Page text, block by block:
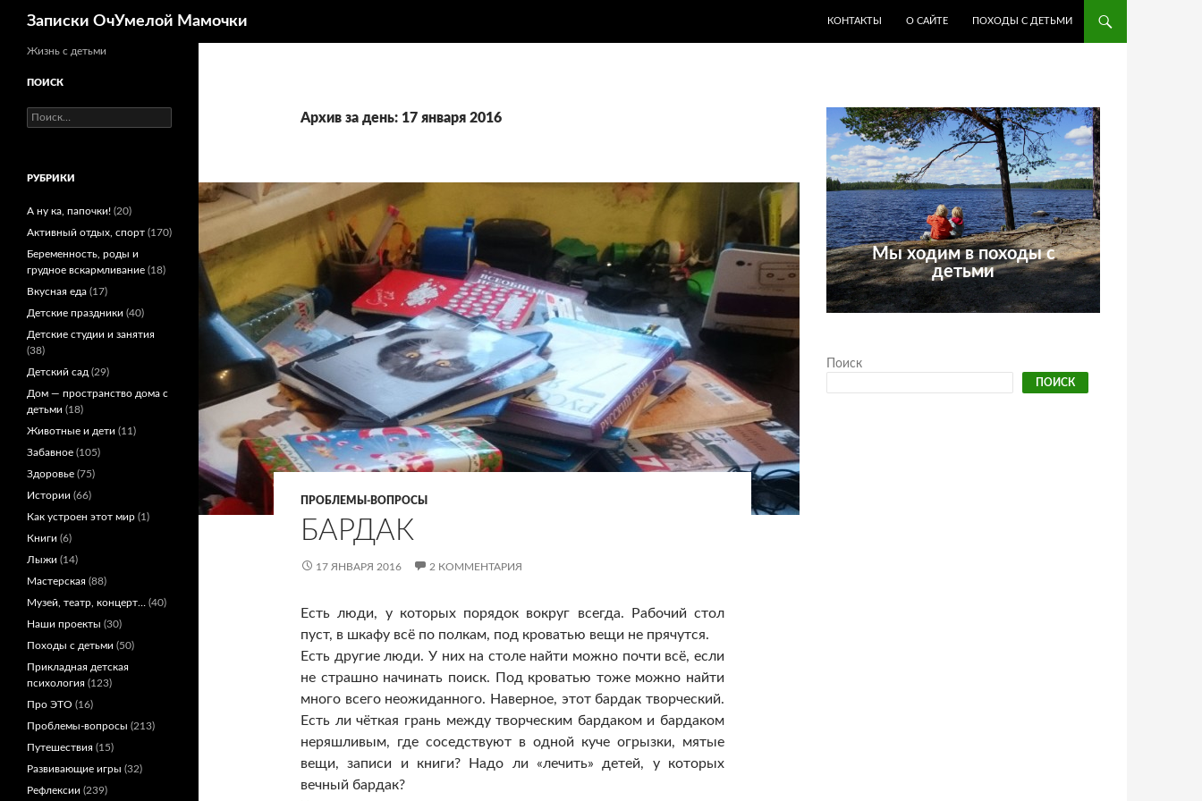
Перейти
Записки ОчУмелой Мамочки КОНТАКТЫ О САЙТЕ ПОХОДЫ С ДЕТЬМИ
Архив за день: 17 января 2016
ПРОБЛЕМЫ-ВОПРОСЫ
БАРДАК
17 ЯНВАРЯ 2016 2 КОММЕНТАРИЯ
Есть люди, у которых порядок вокруг всегда. Рабочий стол
пуст, в шкафу всё по полкам, под кроватью вещи не прячутся.
Есть другие люди. У них на столе найти можно почти всё, если
не страшно начинать поиск. Под кроватью тоже можно найти
много всего неожиданного. Наверное, этот бардак творческий.
Есть ли чёткая грань между творческим бардаком и бардаком
неряшливым, где соседствуют в одной куче огрызки, мятые
вещи, записи и книги? Надо ли «лечить» детей, у которых
вечный бардак?
Мы ходим в походы с
детьми
Поиск
ПОИСК
Жизнь с детьми
ПОИСК
Найти:
РУБРИКИ
А ну ка, папочки! (20)
Активный отдых, спорт (170)
Беременность, роды и
грудное вскармливание (18)
Вкусная еда (17)
Детские праздники (40)
Детские студии и занятия
(38)
Детский сад (29)
Дом — пространство дома с
детьми (18)
Животные и дети (11)
Забавное (105)
Здоровье (75)
Истории (66)
Как устроен этот мир (1)
Книги (6)
Лыжи (14)
Мастерская (88)
Музей, театр, концерт… (40)
Наши проекты (30)
Походы с детьми (50)
Прикладная детская
психология (123)
Про ЭТО (16)
Проблемы-вопросы (213)
Путешествия (15)
Развивающие игры (32)
Рефлексии (239)